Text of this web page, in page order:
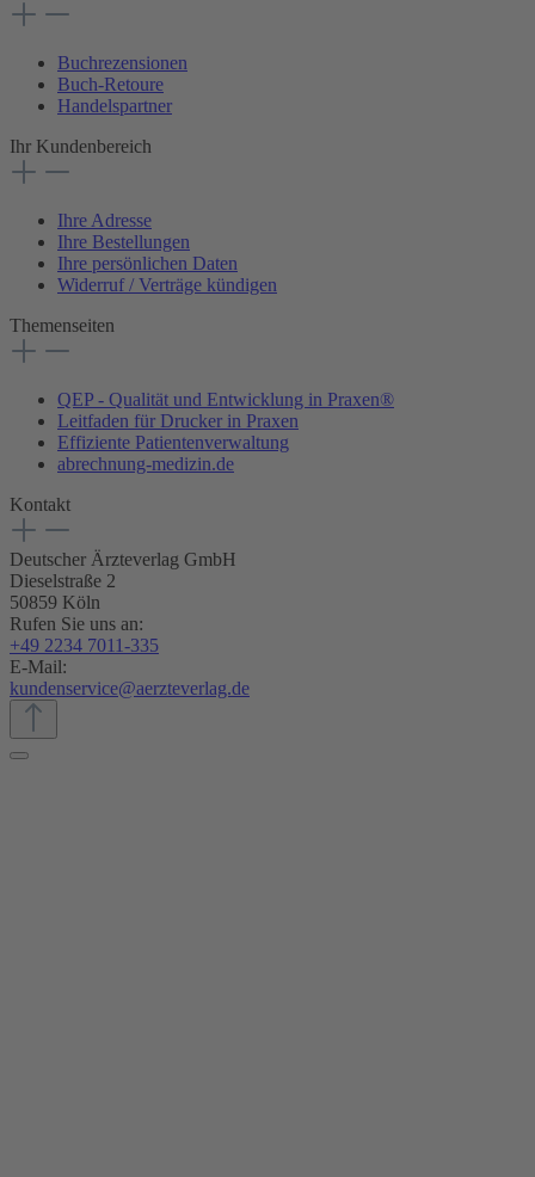
Buchrezensionen
Buch-Retoure
Handelspartner
Ihr Kundenbereich
Ihre Adresse
Ihre Bestellungen
Ihre persönlichen Daten
Widerruf / Verträge kündigen
Themenseiten
QEP - Qualität und Entwicklung in Praxen®
Leitfaden für Drucker in Praxen
Effiziente Patientenverwaltung
abrechnung-medizin.de
Kontakt
Deutscher Ärzteverlag GmbH
Dieselstraße 2
50859 Köln
Rufen Sie uns an:
+49 2234 7011-335
E-Mail:
kundenservice@aerzteverlag.de